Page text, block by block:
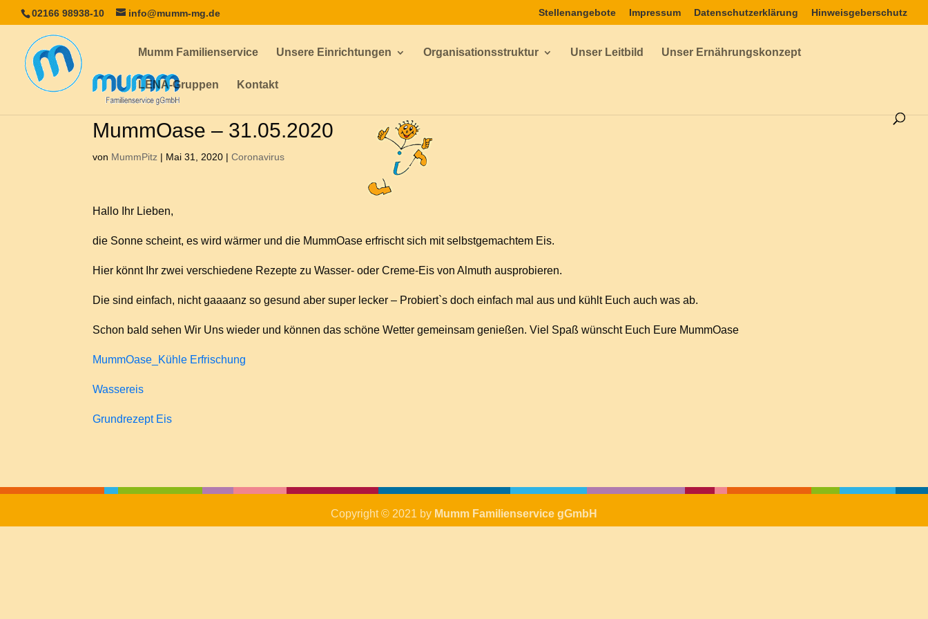
02166 98938-10 info@mumm-mg.de Stellenangebote Impressum Datenschutzerklärung Hinweisgeberschutz
Mumm Familienservice Unsere Einrichtungen Organisationsstruktur Unser Leitbild Unser Ernährungskonzept
LENA-Gruppen Kontakt
MummOase – 31.05.2020
von MummPitz | Mai 31, 2020 |Coronavirus
Hallo Ihr Lieben,
die Sonne scheint, es wird wärmer und die MummOase erfrischt sich mit selbstgemachtem Eis.
Hier könnt Ihr zwei verschiedene Rezepte zu Wasser- oder Creme-Eis von Almuth ausprobieren.
Die sind einfach, nicht gaaaanz so gesund aber super lecker – Probiert`s doch einfach mal aus und kühlt Euch auch was ab.
Schon bald sehen Wir Uns wieder und können das schöne Wetter gemeinsam genießen. Viel Spaß wünscht Euch Eure MummOase
MummOase_Kühle Erfrischung
Wassereis
Grundrezept Eis
Copyright © 2021 by Mumm Familienservice gGmbH